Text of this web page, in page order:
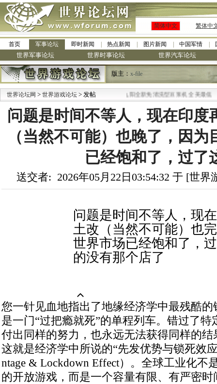
简体中文 繁体中
首页 军事论坛 即时新闻 热点新闻 图片新闻 中国军情
世界军事论坛 世界时事论坛 世界汽车论坛
版主： x-file
世界论坛网 > 世界游戏论坛 > 发帖 九阳全新免清洗型豆浆机 全美最低
问题是时间不等人，现在印度
（当然不可能）也晚了，因
已经饱和了，过了
送交者: 2026年05月22日03:54:32 于 [世
问题是时间不等人，现
土改（当然不可能）也
世界市场已经饱和了，
的没有那个店了
您一针见血地指出了地缘经济学中最残酷的
是一门“过把瘾就死”的单程列车。错过了
付出同样的努力，也永远无法获得同样的结
这就是经济学中所说的“先发优势与锁死效
ntage & Lockdown Effect） 。全球工业化不
的开放游戏，而是一个容量有限、有严密